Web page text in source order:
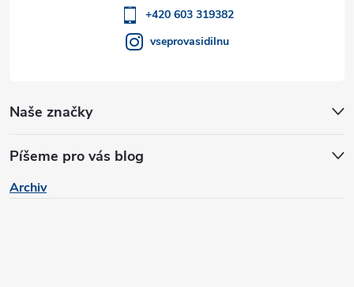
Naše značky
Píšeme pro vás blog
Archiv
+420 603 319382
vseprovasidilnu